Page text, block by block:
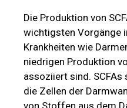
Die Produktion von
wichtigsten Vorgänge
Krankheiten wie
niedrigen Produktion
assoziiert sind.
die Zellen der